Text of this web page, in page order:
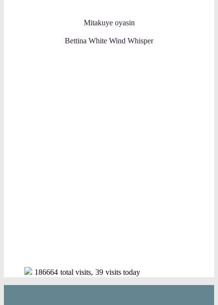
Mitakuye oyasin
Bettina White Wind Whisper
186664 total visits, 39 visits today